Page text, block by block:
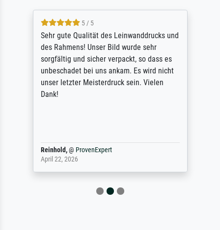
5 / 5
Sehr gute Qualität des Leinwanddrucks und
des Rahmens! Unser Bild wurde sehr
sorgfältig und sicher verpackt, so dass es
unbeschadet bei uns ankam. Es wird nicht
unser letzter Meisterdruck sein. Vielen
Dank!
Reinhold,@ ProvenExpert
April 22, 2026